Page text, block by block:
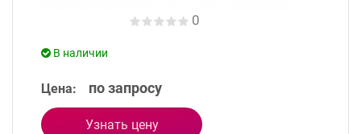
0
В наличии
Цена: по запросу
Узнать цену